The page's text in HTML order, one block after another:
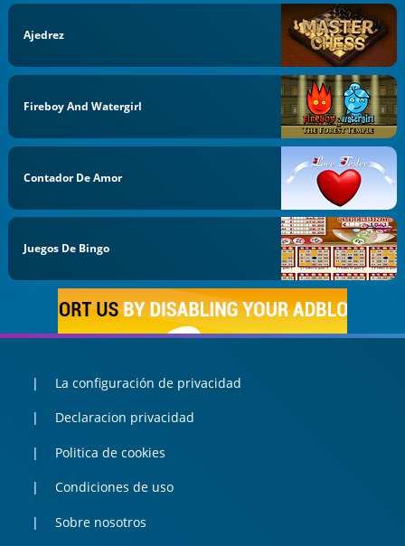
Ajedrez
Fireboy And Watergirl
Contador De Amor
Juegos De Bingo
La configuración de privacidad
Declaracion privacidad
Politica de cookies
Condiciones de uso
Sobre nosotros